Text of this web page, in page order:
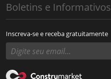
Boletins e Informativos
Inscreva-se e receba gratuitamente